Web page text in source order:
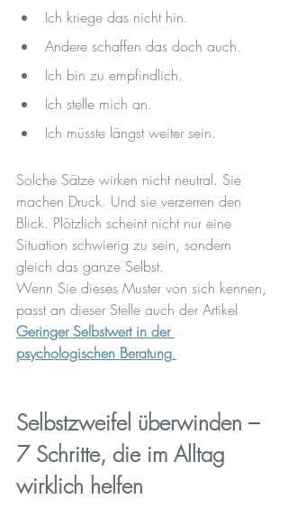
Ich kriege das nicht hin.
Andere schaffen das doch auch.
Ich bin zu empfindlich.
Ich stelle mich an.
Ich müsste längst weiter sein.
Solche Sätze wirken nicht neutral. Sie
machen Druck. Und sie verzerren den
Blick. Plötzlich scheint nicht nur eine
Situation schwierig zu sein, sondern
gleich das ganze Selbst.
Wenn Sie dieses Muster von sich kennen,
passt an dieser Stelle auch der Artikel
Geringer Selbstwert in der
psychologischen Beratung.
Selbstzweifel überwinden –
7 Schritte, die im Alltag
wirklich helfen